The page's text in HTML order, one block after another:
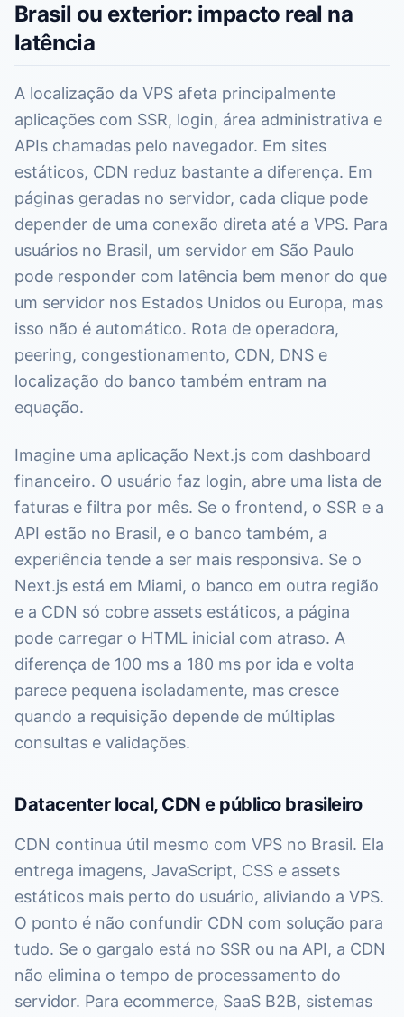
Brasil ou exterior: impacto real na
latência
A localização da VPS afeta principalmente
aplicações com SSR, login, área administrativa e
APIs chamadas pelo navegador. Em sites
estáticos, CDN reduz bastante a diferença. Em
páginas geradas no servidor, cada clique pode
depender de uma conexão direta até a VPS. Para
usuários no Brasil, um servidor em São Paulo
pode responder com latência bem menor do que
um servidor nos Estados Unidos ou Europa, mas
isso não é automático. Rota de operadora,
peering, congestionamento, CDN, DNS e
localização do banco também entram na
equação.
Imagine uma aplicação Next.js com dashboard
financeiro. O usuário faz login, abre uma lista de
faturas e filtra por mês. Se o frontend, o SSR e a
API estão no Brasil, e o banco também, a
experiência tende a ser mais responsiva. Se o
Next.js está em Miami, o banco em outra região
e a CDN só cobre assets estáticos, a página
pode carregar o HTML inicial com atraso. A
diferença de 100 ms a 180 ms por ida e volta
parece pequena isoladamente, mas cresce
quando a requisição depende de múltiplas
consultas e validações.
Datacenter local, CDN e público brasileiro
CDN continua útil mesmo com VPS no Brasil. Ela
entrega imagens, JavaScript, CSS e assets
estáticos mais perto do usuário, aliviando a VPS.
O ponto é não confundir CDN com solução para
tudo. Se o gargalo está no SSR ou na API, a CDN
não elimina o tempo de processamento do
servidor. Para ecommerce, SaaS B2B, sistemas